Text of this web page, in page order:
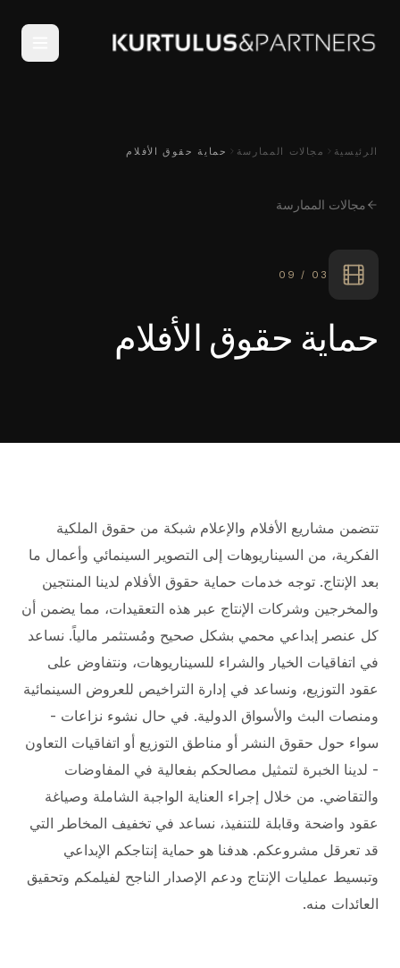
الرئيسية مجالات الممارسة حماية حقوق الأفلام
مجالات الممارسة
03
/
09
حماية حقوق الأفلام
تتضمن مشاريع الأفلام والإعلام شبكة من حقوق الملكية
الفكرية، من السيناريوهات إلى التصوير السينمائي وأعمال ما
بعد الإنتاج. توجه خدمات حماية حقوق الأفلام لدينا المنتجين
والمخرجين وشركات الإنتاج عبر هذه التعقيدات، مما يضمن أن
كل عنصر إبداعي محمي بشكل صحيح ومُستثمر مالياً. نساعد
في اتفاقيات الخيار والشراء للسيناريوهات، ونتفاوض على
عقود التوزيع، ونساعد في إدارة التراخيص للعروض السينمائية
ومنصات البث والأسواق الدولية. في حال نشوء نزاعات -
سواء حول حقوق النشر أو مناطق التوزيع أو اتفاقيات التعاون
- لدينا الخبرة لتمثيل مصالحكم بفعالية في المفاوضات
والتقاضي. من خلال إجراء العناية الواجبة الشاملة وصياغة
عقود واضحة وقابلة للتنفيذ، نساعد في تخفيف المخاطر التي
قد تعرقل مشروعكم. هدفنا هو حماية إنتاجكم الإبداعي
وتبسيط عمليات الإنتاج ودعم الإصدار الناجح لفيلمكم وتحقيق
العائدات منه.